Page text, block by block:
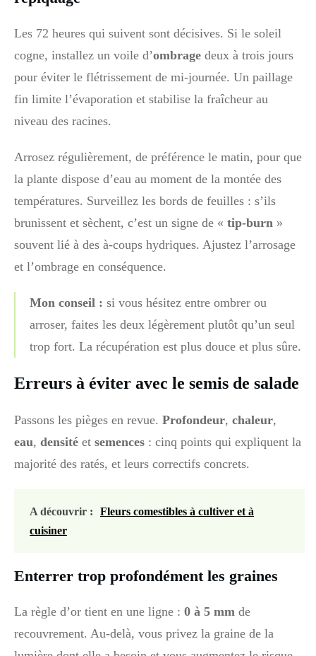
Les 72 heures qui suivent sont décisives. Si le soleil
cogne, installez un voile d’ombrage deux à trois jours
pour éviter le flétrissement de mi-journée. Un paillage
fin limite l’évaporation et stabilise la fraîcheur au
niveau des racines.
Arrosez régulièrement, de préférence le matin, pour que
la plante dispose d’eau au moment de la montée des
températures. Surveillez les bords de feuilles : s’ils
brunissent et sèchent, c’est un signe de « tip-burn »
souvent lié à des à-coups hydriques. Ajustez l’arrosage
et l’ombrage en conséquence.
Mon conseil : si vous hésitez entre ombrer ou
arroser, faites les deux légèrement plutôt qu’un seul
trop fort. La récupération est plus douce et plus sûre.
Erreurs à éviter avec le semis de salade
Passons les pièges en revue. Profondeur, chaleur,
eau, densité et semences : cinq points qui expliquent la
majorité des ratés, et leurs correctifs concrets.
A découvrir :
Fleurs comestibles à cultiver et à
cuisiner
Enterrer trop profondément les graines
La règle d’or tient en une ligne : 0 à 5 mm de
recouvrement. Au-delà, vous privez la graine de la